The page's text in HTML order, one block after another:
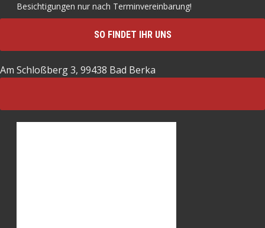
Besichtigungen nur nach Terminvereinbarung!
SO FINDET IHR UNS
Am Schloßberg 3, 99438 Bad Berka